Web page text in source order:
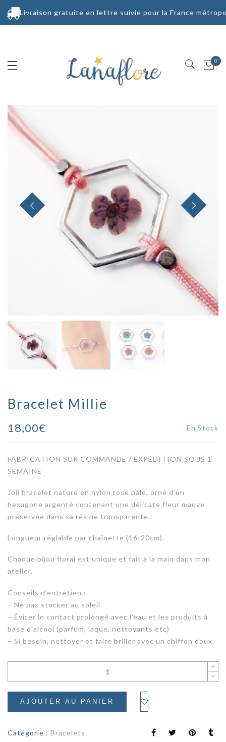
Livraison gratuite en lettre suivie pour la France
0
PREVIOUS NEXT
Bracelet Millie
18,00€ En Stock
FABRICATION SUR COMMANDE / EXPÉDITION SOUS 1
SEMAINE
Joli bracelet nature en nylon rose pâle, orné d’un
hexagone argenté contenant une délicate fleur mauve
préservée dans sa résine transparente.
Longueur réglable par chaînette (16-20cm).
Chaque bijou floral est unique et fait à la main dans mon
atelier.
Conseils d’entretien :
– Ne pas stocker au soleil
– Éviter le contact prolongé avec l’eau et les produits à
base d’alcool (parfum, laque, nettoyants etc)
– Si besoin, nettoyer et faire briller avec un chiffon doux.
AJOUTER AU PANIER
Catégorie : Bracelets